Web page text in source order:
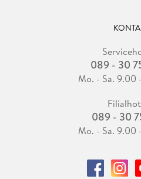
089 - 30
Mo. - Sa. 9.00
089 - 30
Mo. - Sa. 9.00